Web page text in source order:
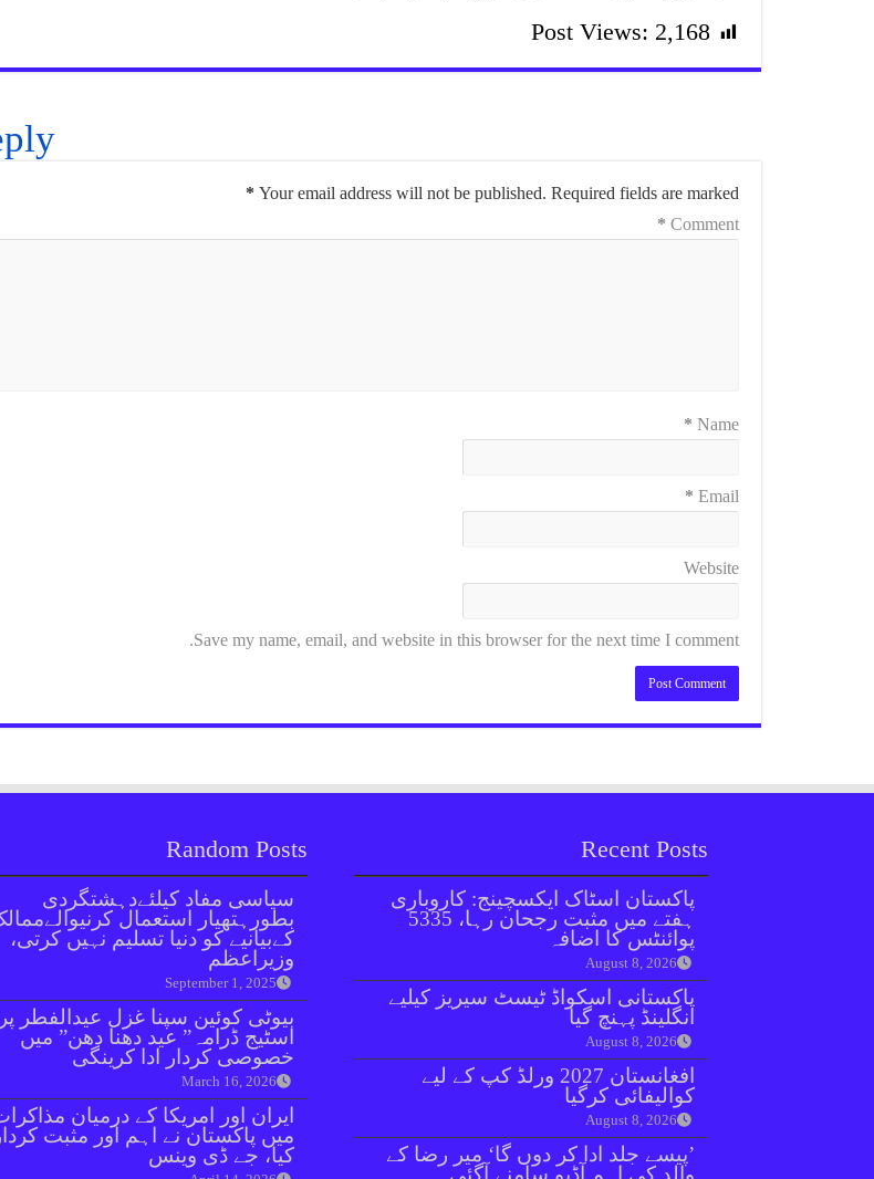
Post Views: 2,168
Your email address will not be published. Required fields are marked
*
Comment
*
Name
*
Email
*
Website
Save my name, email, and website in this browser for the next time I comment.
Random Posts
سیاسی مفاد کیلئےدہشتگردی
بطورہتھیار استعمال
کےبیانیے کو دنیا تسلیم نہیں کرتی،
وزیراعظم
September 1, 2025
بیوٹی کوئین سپنا غزل عیدالفطر پر
اسٹیج ڈرامہ” عید دھنا دھن” میں
خصوصی کردار ادا کرینگی
March 16, 2026
ایران اور امریکا کے درمیان
میں پاکستان نے اہم اور مثبت
کیا، جے ڈی وینس
Recent Posts
پاکستان اسٹاک ایکسچینج: کاروباری
ہفتے میں مثبت رجحان رہا، 5335
پوائنٹس کا اضافہ
August 8, 2026
پاکستانی اسکواڈ ٹیسٹ سیریز کیلیے
انگلینڈ پہنچ گیا
August 8, 2026
افغانستان 2027 ورلڈ کپ کے لیے
کوالیفائی کرگیا
August 8, 2026
’پیسے جلد ادا کر دوں گا‘ میر رضا کے
والد کی اہم آڈیو سامنے آگئی